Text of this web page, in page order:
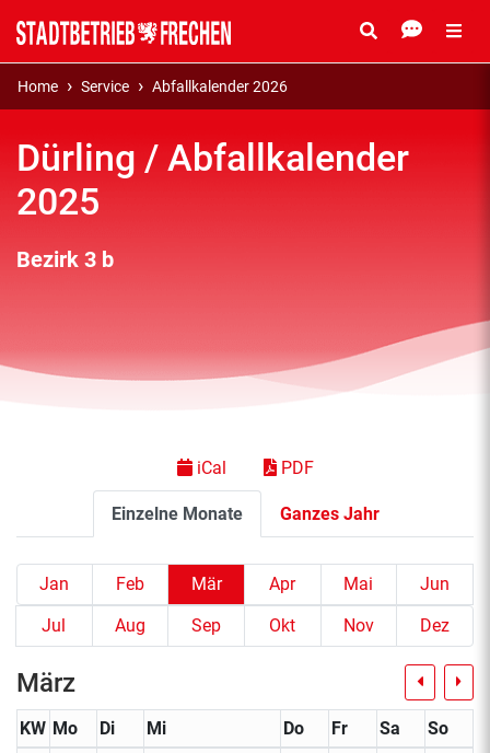
Home Service Abfallkalender 2026
Dürling / Abfallkalender
2025
Bezirk 3 b
Einzelne Monate Ganzes Jahr
iCal PDF
Jan Feb Mär Apr Mai
Jun
Jul
Aug Sep Okt Nov Dez
März
KW Mo Di Mi Do Fr Sa So